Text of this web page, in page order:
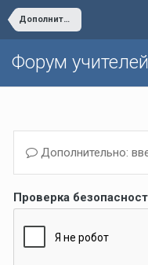
Дополнительные пособия издательства "Титул"
Форум
Дополнительно:
Проверка